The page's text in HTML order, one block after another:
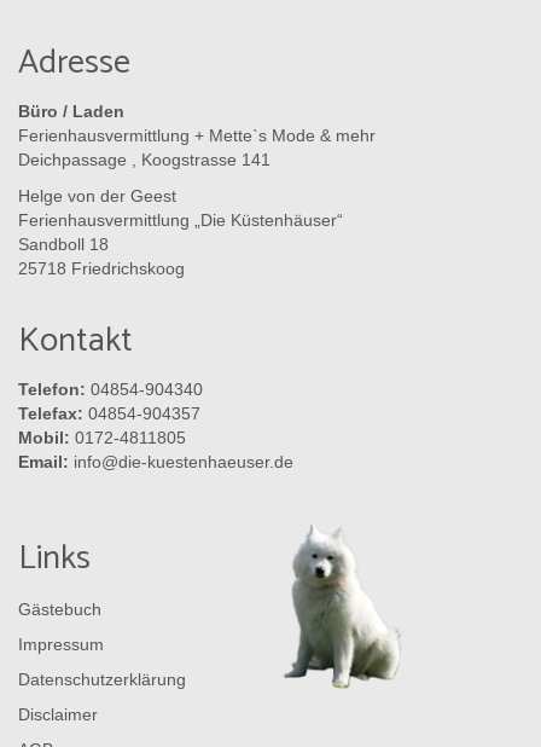
Adresse
Büro / Laden
Ferienhausvermittlung + Mette`s Mode & mehr
Deichpassage , Koogstrasse 141
Helge von der Geest
Ferienhausvermittlung „Die Küstenhäuser“
Sandboll 18
25718 Friedrichskoog
Kontakt
Telefon: 04854-904340
Telefax: 04854-904357
Mobil: 0172-4811805
Email: info@die-kuestenhaeuser.de
Links
Gästebuch
Impressum
Datenschutzerklärung
Disclaimer